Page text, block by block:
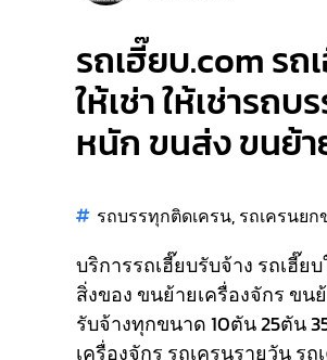
รถเฮี๊ยบ.com รถ
ให้เช่า ให้เช่ารถ
หนัก ขนส่ง ขนย้า
รถบรรทุกติดเครน, รถเครนย
บริการรถเฮี๊ยบรับจ้าง รถเฮี๊
สิ่งของ ขนย้ายเครื่องจักร ข
รับจ้างทุกขนาด 10ตัน 25ตัน
เครื่องจักร รถเครนรายวัน ร